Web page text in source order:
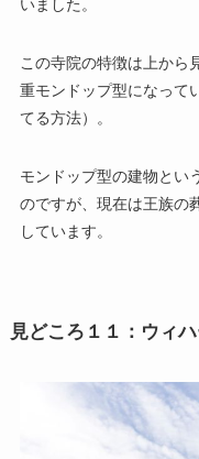
いました。
この寺院の特徴は上から
重モンドップ型になって
てる方法）。
モンドップ型の建物とい
のですが、現在は王族の
しています。
見どころ１１：ウィ